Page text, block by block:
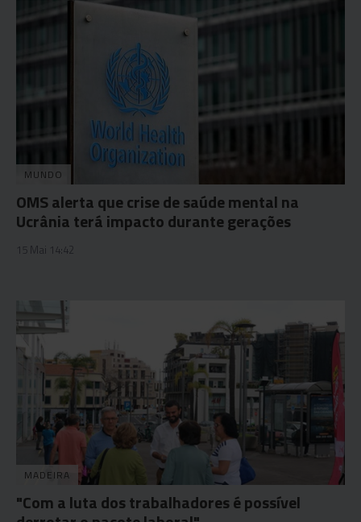
MUNDO
OMS alerta que crise de saúde mental na
Ucrânia terá impacto durante gerações
15 Mai 14:42
MADEIRA
"Com a luta dos trabalhadores é possível